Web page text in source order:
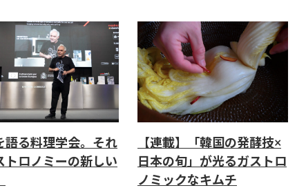
語る料理学会。それ
トロノミーの新しい
【連載】「韓国の発酵技×
日本の旬」が光るガストロ
ノミックなキムチ